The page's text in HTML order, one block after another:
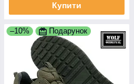
Купити
–10% Подарунок